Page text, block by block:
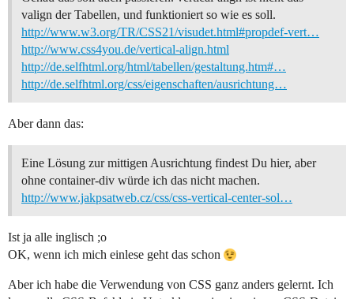
valign der Tabellen, und funktioniert so wie es soll.
http://www.w3.org/TR/CSS21/visudet.html#propdef-vert…
http://www.css4you.de/vertical-align.html
http://de.selfhtml.org/html/tabellen/gestaltung.htm#…
http://de.selfhtml.org/css/eigenschaften/ausrichtung…
Aber dann das:
Eine Lösung zur mittigen Ausrichtung findest Du hier, aber
ohne container-div würde ich das nicht machen.
http://www.jakpsatweb.cz/css/css-vertical-center-sol…
Ist ja alle inglisch ;o
OK, wenn ich mich einlese geht das schon
Aber ich habe die Verwendung von CSS ganz anders gelernt. Ich